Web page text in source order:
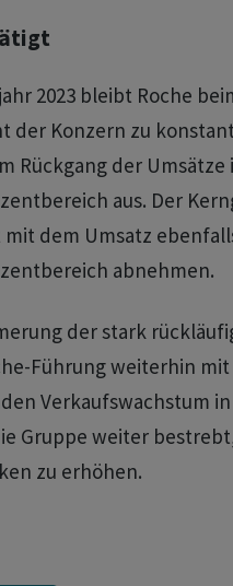
2023 bleibt Roche
der Konzern zu
Rückgang der Umsätze
aus. Der
dem Umsatz
abnehmen.
der stark
Führung weiterhin
Verkaufswachstum
Gruppe weiter
zu erhöhen.